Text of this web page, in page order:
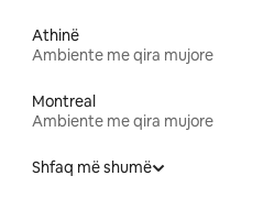
Athinë
Ambiente me qira mujore
Montreal
Ambiente me qira mujore
Shfaq më shumë